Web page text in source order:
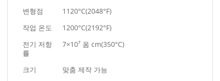
변형점
1120°C(2048°F)
작업 온도
1200°C(2192°F)
전기 저항
률
7×10⁷ 옴 cm(350°C)
크기
맞춤 제작 가능